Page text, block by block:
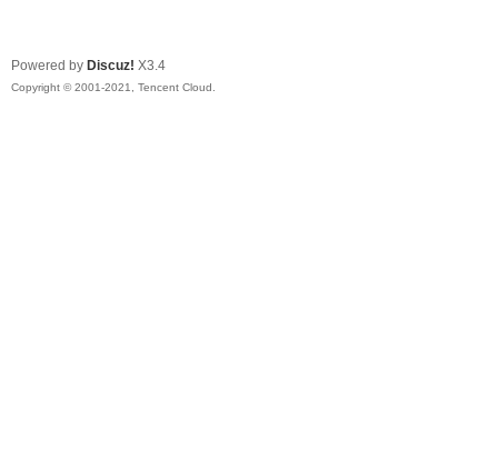
Powered by Discuz! X3.4
Copyright © 2001-2021, Tencent Cloud.